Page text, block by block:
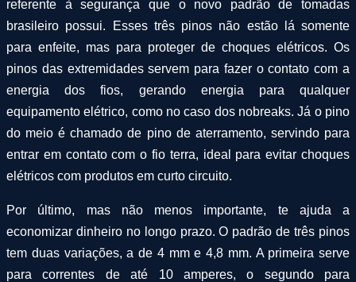
referente à segurança que o novo padrão de tomadas
brasileiro possui. Esses três pinos não estão lá somente
para enfeite, mas para proteger de choques elétricos. Os
pinos das extremidades servem para fazer o contato com a
energia dos fios, gerando energia para qualquer
equipamento elétrico, como no caso dos nobreaks. Já o pino
do meio é chamado de pino de aterramento, servindo para
entrar em contato com o fio terra, ideal para evitar choques
elétricos com produtos em curto circuito.
Por último, mas não menos importante, te ajuda a
economizar dinheiro no longo prazo. O padrão de três pinos
tem duas variações, a de 4 mm e 4,8 mm. A primeira serve
para correntes de até 10 amperes, o segundo para